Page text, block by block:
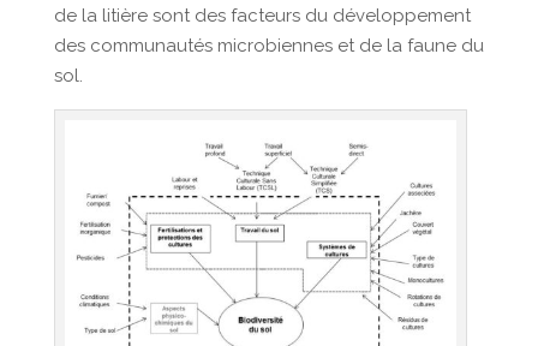
de la litière sont des facteurs du développement
des communautés microbiennes et de la faune du
sol.